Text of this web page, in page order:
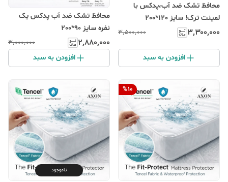
محافظ تشک ضد آب،پدکس با
لمینت ترک! سایز 120*200
۳٬۳۰۰٬۰۰۰ ۳٬۵۰۰٬۰۰۰
افزودن به سبد
محافظ تشک ضد آب پدکس یک
نفره سایز 90*200
۲٬۸۸۰٬۰۰۰ ۳٬۰۰۰٬۰۰۰
افزودن به سبد
%10
ناموجود